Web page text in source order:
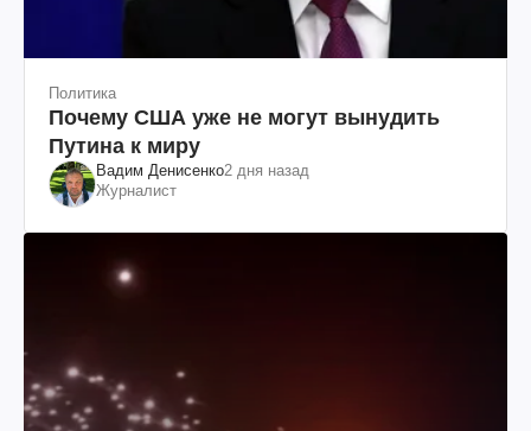
Политика
Почему США уже не могут вынудить
Путина к миру
Вадим Денисенко2 дня назад
Журналист